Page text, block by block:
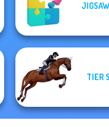
Dream Pet Link 2
TIER